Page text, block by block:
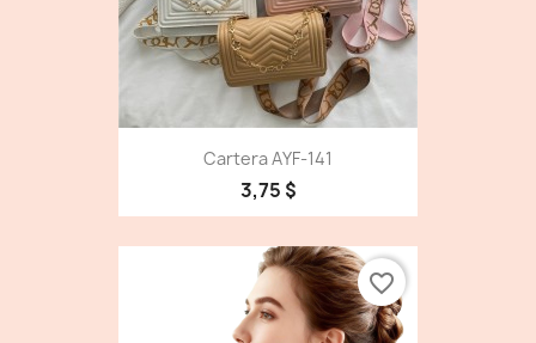
Cartera AYF-141
3,75 $
favorite_border